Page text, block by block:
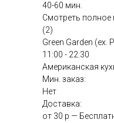
40-60 мин.
Смотреть
(2)
Green Garden (ex.
11:00 - 22:30
Американская
Мин. заказ:
Нет
Доставка:
от 30 р —